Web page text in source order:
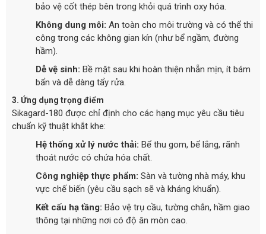
bảo vệ cốt thép bên trong khỏi quá trình oxy hóa.
Không dung môi: An toàn cho môi trường và có thể thi
công trong các không gian kín (như bể ngầm, đường
hầm).
Dễ vệ sinh: Bề mặt sau khi hoàn thiện nhẵn mịn, ít bám
bẩn và dễ dàng tẩy rửa.
3. Ứng dụng trọng điểm
Sikagard-180 được chỉ định cho các hạng mục yêu cầu tiêu
chuẩn kỹ thuật khắt khe:
Hệ thống xử lý nước thải: Bể thu gom, bể lắng, rãnh
thoát nước có chứa hóa chất.
Công nghiệp thực phẩm: Sàn và tường nhà máy, khu
vực chế biến (yêu cầu sạch sẽ và kháng khuẩn).
Kết cấu hạ tầng: Bảo vệ trụ cầu, tường chắn, hầm giao
thông tại những nơi có độ ăn mòn cao.